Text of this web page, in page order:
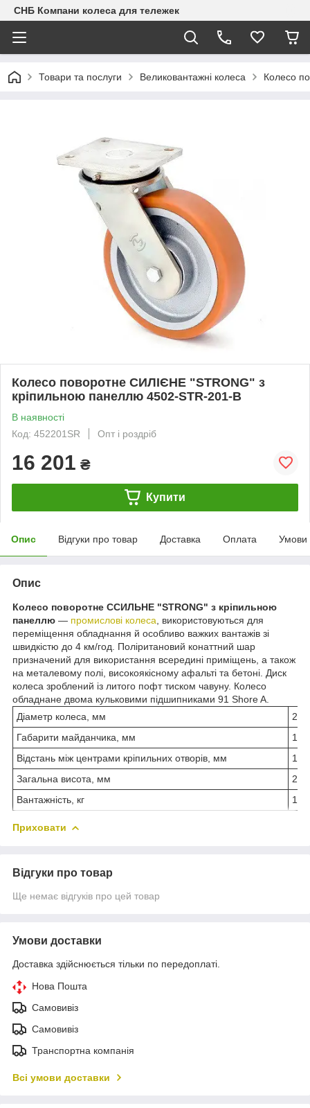
СНБ Компани колеса для тележек
Товари та послуги Великовантажні колеса Колесо
Колесо поворотне СИЛІЄНЕ "STRONG" з
кріпильною панеллю 4502-STR-201-В
В наявності
Код: 452201SR
Опт і роздріб
16 201 ₴
Купити
Опис Відгуки про товар Доставка Оплата Умови
Опис
Колесо поворотне ССИЛЬНЕ "STRONG" з кріпильною
панеллю — промислові колеса , використовуються для
переміщення обладнання й особливо важких вантажів зі
швидкістю до 4 км/год. Поліритановий конаттний шар
призначений для використання всередині приміщень, а також
на металевому полі, високоякісному афальті та бетоні. Диск
колеса зроблений із литого пофт тиском чавуну. Колесо
обладнане двома кульковими підшипниками 91 Shore A.
Діаметр колеса, мм
200
Габарити майданчика, мм
Відстань між центрами кріпильних отворів, мм
Загальна висота, мм
255
Вантажність, кг
Приховати
Відгуки про товар
Ще немає відгуків про цей товар
Умови доставки
Доставка здійснюється тільки по передоплаті.
Нова Пошта
Самовивіз
Самовивіз
Транспортна компанія
Всі умови доставки